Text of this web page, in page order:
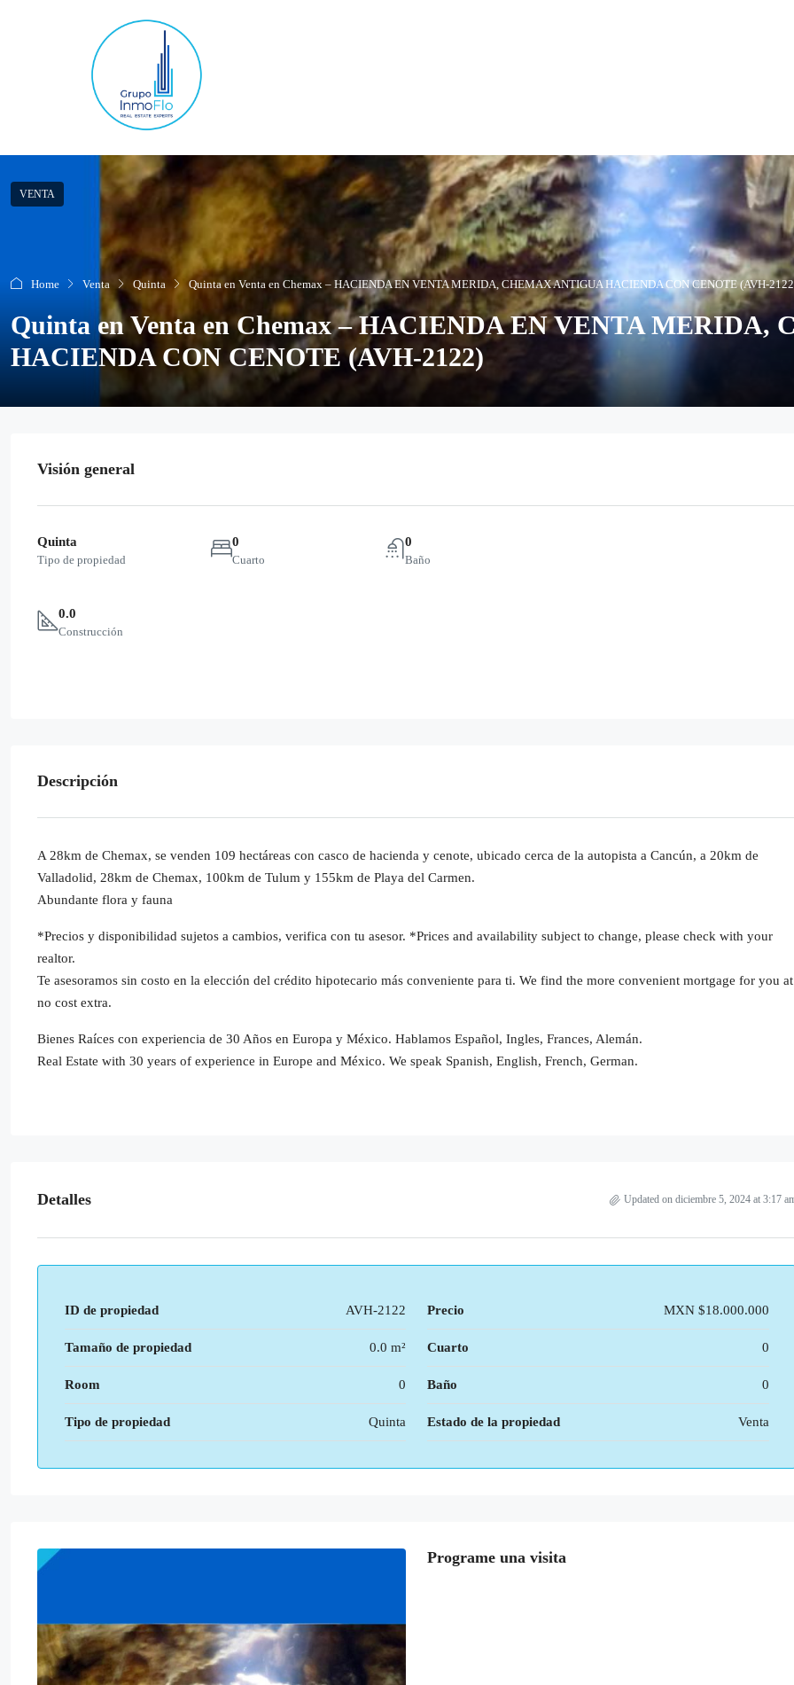
VENTA
Home Venta Quinta Quinta en Venta en Chemax – HACIENDA EN VENTA MERIDA, CHEMAX ANTIGUA HACIENDA CON CENOTE (AVH-
Quinta en Venta en Chemax – HACIENDA EN VENTA MERIDA,
HACIENDA CON CENOTE (AVH-2122)
Visión general
Quinta
Tipo de propiedad
0
Cuarto
0
Baño
0.0
Construcción
Descripción
A 28km de Chemax, se venden 109 hectáreas con casco de hacienda y cenote, ubicado cerca de la autopista a Cancún, a 20km de
Valladolid, 28km de Chemax, 100km de Tulum y 155km de Playa del Carmen.
Abundante flora y fauna
*Precios y disponibilidad sujetos a cambios, verifica con tu asesor. *Prices and availability subject to change, please check with your
realtor.
Te asesoramos sin costo en la elección del crédito hipotecario más conveniente para ti. We find the more convenient mortgage for you at
no cost extra.
Bienes Raíces con experiencia de 30 Años en Europa y México. Hablamos Español, Ingles, Frances, Alemán.
Real Estate with 30 years of experience in Europe and México. We speak Spanish, English, French, German.
Detalles Updated on diciembre 5, 2024 at 3:17
ID de propiedad AVH-2122 Precio MXN$18.000.000
Tamaño de propiedad 0.0 m² Cuarto 0
Room 0 Baño 0
Tipo de propiedad Quinta Estado de la propiedad Venta
Programe una visita